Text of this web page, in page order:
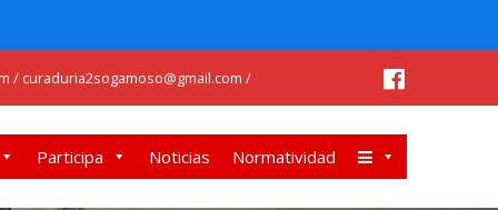
/ curaduria2sogamoso@gmail.com /
Participa Noticias Normatividad